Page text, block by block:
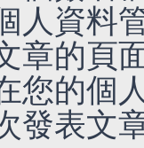
人資料
章的頁
您的個
發表文